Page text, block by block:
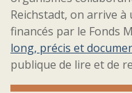
Reichstadt, on arrive à
financés par le Fonds
long, précis et
publique de lire et de